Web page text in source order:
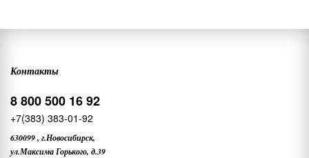
Контакты
8 800 500 16 92
+7(383) 383-01-92
630099, г.Новосибирск,
ул.Максима Горького, д.39